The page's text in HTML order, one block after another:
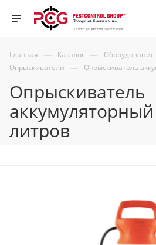
Главная — Каталог —
Опрыскиватели — Опрыскиватель
Опрыскиватель
аккумуляторный
литров